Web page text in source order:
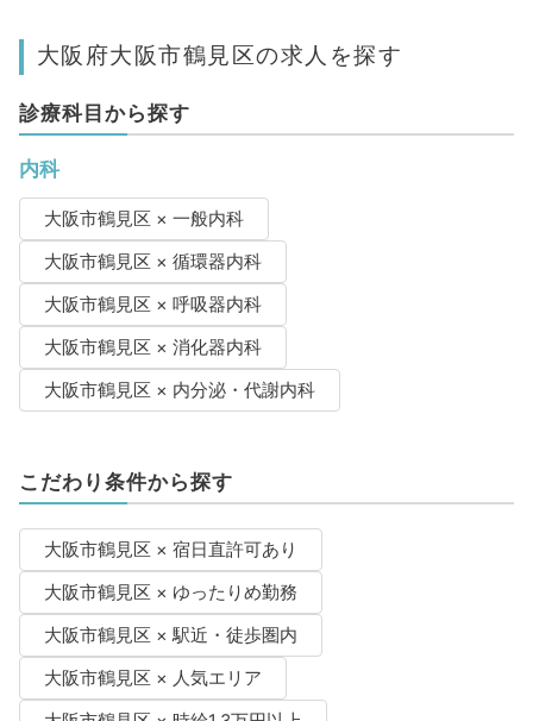
大阪府大阪市鶴見区の求人を探す
診療科目から探す
内科
大阪市鶴見区 × 一般内科
大阪市鶴見区 × 循環器内科
大阪市鶴見区 × 呼吸器内科
大阪市鶴見区 × 消化器内科
大阪市鶴見区 × 内分泌・代謝内科
こだわり条件から探す
大阪市鶴見区 × 宿日直許可あり
大阪市鶴見区 × ゆったりめ勤務
大阪市鶴見区 × 駅近・徒歩圏内
大阪市鶴見区 × 人気エリア